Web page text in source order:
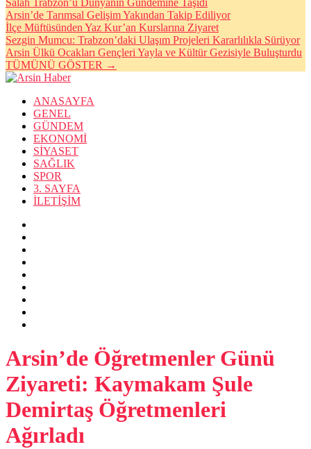
Salah Trabzon’u Dünyanın Gündemine Taşıdı
Arsin’de Tarımsal Gelişim Yakından Takip Ediliyor
İlçe Müftüsünden Yaz Kur’an Kurslarına Ziyaret
Sezgin Mumcu: Trabzon’daki Ulaşım Projeleri Kararlılıkla Sürüyor
Arsin Ülkü Ocakları Gençleri Yayla ve Kültür Gezisiyle Buluşturdu
TÜMÜNÜ GÖSTER →
ANASAYFA
GENEL
GÜNDEM
EKONOMİ
SİYASET
SAĞLIK
SPOR
3. SAYFA
İLETİŞİM
Arsin’de Öğretmenler Günü
Ziyareti: Kaymakam Şule
Demirtaş Öğretmenleri
Ağırladı